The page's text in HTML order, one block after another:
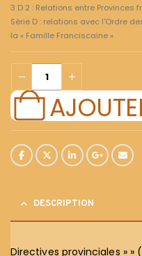
3 D 2 : Relations entre
Série D : relations avec l'Ordre
la « Famille Franciscaine »
DESCRIPTION
Directives provinciales » »